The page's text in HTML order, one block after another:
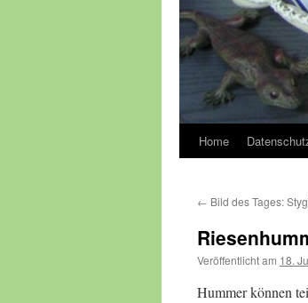
Home
← Bild des Tages:
Veröffentlicht am 18.
Hummer können